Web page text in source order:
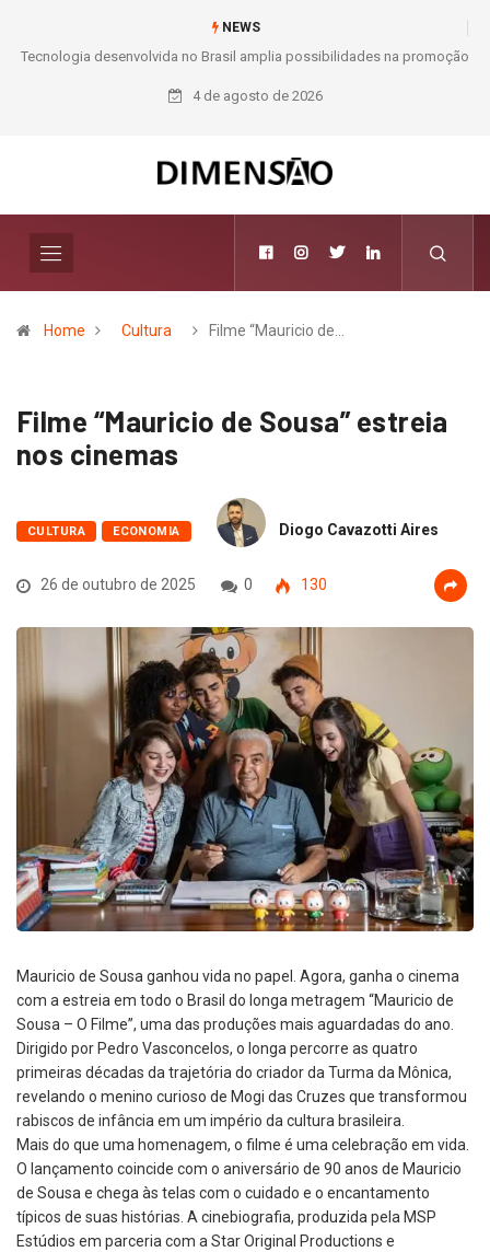
NEWS
Moda e Arte
4 de agosto de 2026
Home Cultura Filme “Mauricio de…
Filme “Mauricio de Sousa” estreia
nos cinemas
CULTURA ECONOMIA Diogo Cavazotti Aires
26 de outubro de 2025 0 130
Mauricio de Sousa ganhou vida no papel. Agora, ganha o cinema
com a estreia em todo o Brasil do longa metragem “Mauricio de
Sousa – O Filme”, uma das produções mais aguardadas do ano.
Dirigido por Pedro Vasconcelos, o longa percorre as quatro
primeiras décadas da trajetória do criador da Turma da Mônica,
revelando o menino curioso de Mogi das Cruzes que transformou
rabiscos de infância em um império da cultura brasileira.
Mais do que uma homenagem, o filme é uma celebração em vida.
O lançamento coincide com o aniversário de 90 anos de Mauricio
de Sousa e chega às telas com o cuidado e o encantamento
típicos de suas histórias. A cinebiografia, produzida pela MSP
Estúdios em parceria com a Star Original Productions e